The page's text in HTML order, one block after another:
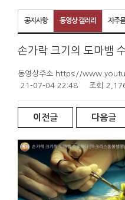
공지사항 동영상 갤러리 자주
손가락 크기의 도마뱀
동영상주소 https://
21-07-04 22:48
조회
이전글 다음글